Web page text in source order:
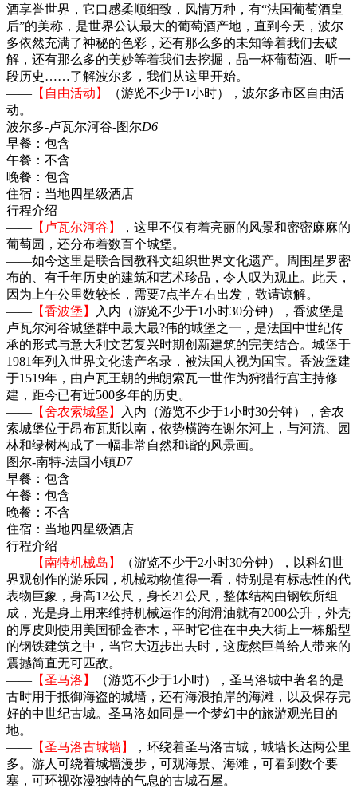
酒享誉世界，它口感柔顺细致，风情万种，有“法国葡萄酒皇
后”的美称，是世界公认最大的葡萄酒产地，直到今天，波尔
多依然充满了神秘的色彩，还有那么多的未知等着我们去破
解，还有那么多的美妙等着我们去挖掘，品一杯葡萄酒、听一
段历史……了解波尔多，我们从这里开始。
—— 【自由活动】
（游览不少于1小时），波尔多市区自由活
动。
波尔多-卢瓦尔河谷-图尔D6
早餐： 包含
午餐： 不含
晚餐： 包含
住宿： 当地四星级酒店
行程介绍
—— 【卢瓦尔河谷】
，这里不仅有着亮丽的风景和密密麻麻的
葡萄园，还分布着数百个城堡。
——如今这里是联合国教科文组织世界文化遗产。周围星罗密
布的、有千年历史的建筑和艺术珍品，令人叹为观止。此天，
因为上午公里数较长，需要7点半左右出发，敬请谅解。
—— 【香波堡】
入内（游览不少于1小时30分钟），香波堡是
卢瓦尔河谷城堡群中最大最?伟的城堡之一，是法国中世纪传
承的形式与意大利文艺复兴时期创新建筑的完美结合。城堡于
1981年列入世界文化遗产名录，被法国人视为国宝。香波堡建
于1519年，由卢瓦王朝的弗朗索瓦一世作为狩猎行宫主持修
建，距今已有近500多年的历史。
—— 【舍农索城堡】
入内（游览不少于1小时30分钟），舍农
索城堡位于昂布瓦斯以南，依势横跨在谢尔河上，与河流、园
林和绿树构成了一幅非常自然和谐的风景画。
图尔-南特-法国小镇D7
早餐： 包含
午餐： 包含
晚餐： 不含
住宿： 当地四星级酒店
行程介绍
—— 【南特机械岛】
（游览不少于2小时30分钟），以科幻世
界观创作的游乐园，机械动物值得一看，特别是有标志性的代
表物巨象，身高12公尺，身长21公尺，整体结构由钢铁所组
成，光是身上用来维持机械运作的润滑油就有2000公升，外壳
的厚皮则使用美国郁金香木，平时它住在中央大街上一栋船型
的钢铁建筑之中，当它大迈步出去时，这庞然巨兽给人带来的
震撼简直无可匹敌。
—— 【圣马洛】
（游览不少于1小时），圣马洛城中著名的是
古时用于抵御海盗的城墙，还有海浪拍岸的海滩，以及保存完
好的中世纪古城。圣马洛如同是一个梦幻中的旅游观光目的
地。
—— 【圣马洛古城墙】
，环绕着圣马洛古城，城墙长达两公里
多。游人可绕着城墙漫步，可观海景、海滩，可看到数个要
塞，可环视弥漫独特的气息的古城石屋。